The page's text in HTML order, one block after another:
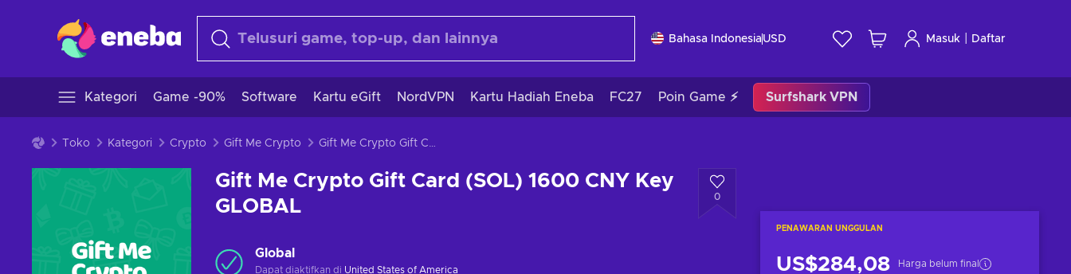
Bahasa Indonesia USD Masuk Daftar
Kategori Game -90% Software Kartu eGift NordVPN Kartu Hadiah Eneba FC27 Poin Game ⚡ Surfshark VPN
Toko Kategori Crypto Gift Me Crypto Gift Me Crypto Gift Card (SOL) 1600 CNY Key GLOBAL
Gift Me Crypto Gift Card (SOL) 1600 CNY Key
GLOBAL
0
PENAWARAN UNGGULAN
US$284,08 Harga belum final
Global
Dapat diaktifkan di United States of America